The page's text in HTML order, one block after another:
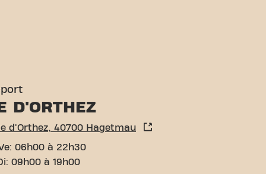
D'ORTHEZ
d'Orthez, 40700 Hagetmau
06h00 à 22h30
09h00 à 19h00